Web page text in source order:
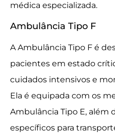
médica especializada.
Ambulância Tipo F
A Ambulância Tipo F é
pacientes em estado
cuidados intensivos e
Ela é equipada com os
Ambulância Tipo E, além
específicos para